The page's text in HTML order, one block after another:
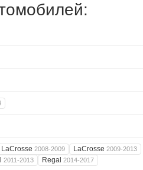
LaCrosse 2008-2009 LaCrosse 2009-2013
2011-2013 Regal 2014-2017